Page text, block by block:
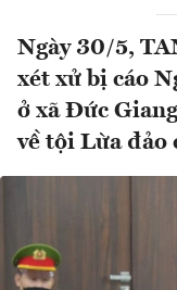
Ngày 30/5,
xét xử bị cáo
ở xã Đức
về tội Lừa đảo